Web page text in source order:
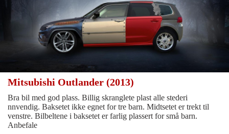
Mitsubishi Outlander (2013)
Bra bil med god plass. Billig skranglete plast alle stederi
nnvendig. Baksetet ikke egnet for tre barn. Midtsetet er trekt til
venstre. Bilbeltene i baksetet er farlig plassert for små barn.
Anbefale